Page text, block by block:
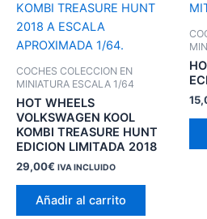
COCHES COLECCION EN
MINIATURA ESCALA 1/64
HOT WHEELS
VOLKSWAGEN KOOL
KOMBI TREASURE HUNT
EDICION LIMITADA 2018
29,00€ IVA INCLUIDO
Añadir al carrito